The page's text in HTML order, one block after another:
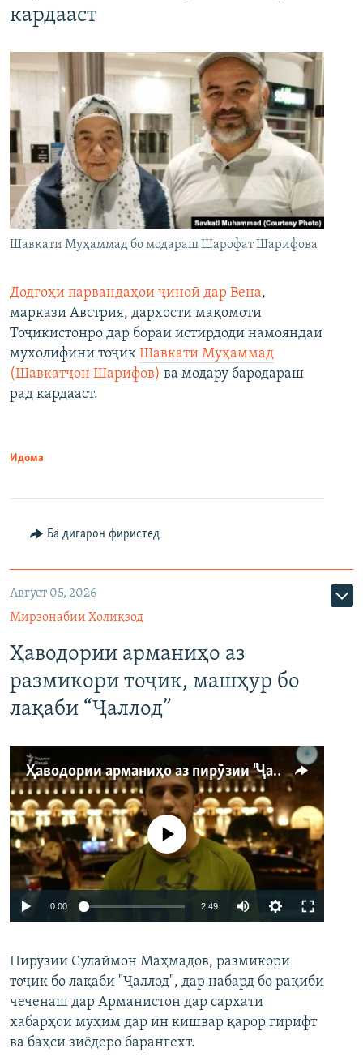
кардааст
Шавкати Муҳаммад бо модараш Шарофат Шарифова
Додгоҳи парвандаҳои ҷиноӣ дар Вена,
маркази Австрия, дархости мақомоти
Тоҷикистонро дар бораи истирдоди намояндаи
мухолифини тоҷик Шавкати Муҳаммад
(Шавкатҷон Шарифов) ва модару бародараш
рад кардааст.
Идома
Ба дигарон фиристед
Август 05, 2026
Мирзонабии Холиқзод
Ҳаводории арманиҳо аз
размикори тоҷик, машҳур бо
лақаби “Ҷаллод”
Ҳаводории арманиҳо аз пирӯзии "Ҷаллод"-и тоҷик
Auto 240p 360p 480p
720p 1080p
Феълан кор намекунад
0:00 2:49
360p
480p
Пирӯзии Сулаймон Маҳмадов, размикори
тоҷик бо лақаби "Ҷаллод", дар набард бо рақиби
чеченаш дар Арманистон дар сархати
хабарҳои муҳим дар ин кишвар қарор гирифт
ва баҳси зиёдеро барангехт.